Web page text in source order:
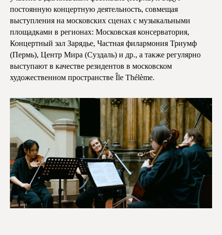
постоянную концертную деятельность, совмещая
выступления на московских сценах с музыкальными
площадками в регионах: Московская консерватория,
Концертный зал Зарядье, Частная филармония Триумф
(Пермь), Центр Мира (Суздаль) и др., а также регулярно
выступают в качестве резидентов в московском
художественном пространстве Île Thélème.